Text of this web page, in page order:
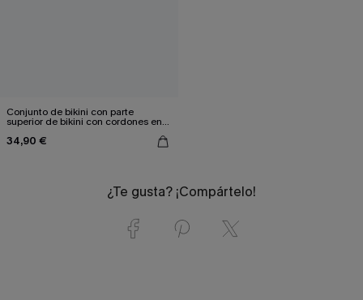
Conjunto de bikini con parte
superior de bikini con cordones en
estilo tropical retro
34,90 €
¿Te gusta? ¡Compártelo!